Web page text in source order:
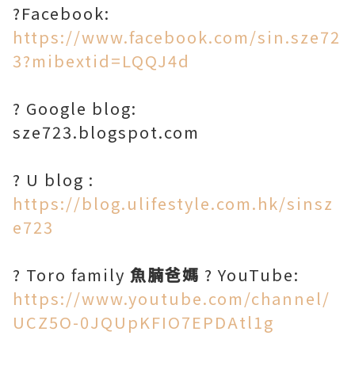
?Facebook:
https://www.facebook.com/sin.sze72
3?mibextid=LQQJ4d
? Google blog:
sze723.blogspot.com
? U blog :
https://blog.ulifestyle.com.hk/sinsz
e723
? Toro family 魚腩爸媽 ? YouTube:
https://www.youtube.com/channel/
UCZ5O-0JQUpKFIO7EPDAtl1g